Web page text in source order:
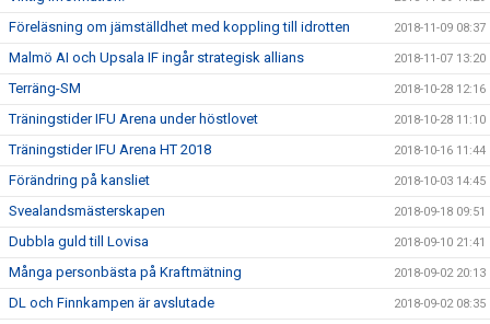
Föreläsning om jämställdhet med koppling till idrotten 2018-11-09 08:37
Malmö AI och Upsala IF ingår strategisk allians 2018-11-07 13:20
Terräng-SM 2018-10-28 12:16
Träningstider IFU Arena under höstlovet 2018-10-28 11:10
Träningstider IFU Arena HT 2018 2018-10-16 11:44
Förändring på kansliet 2018-10-03 14:45
Svealandsmästerskapen 2018-09-18 09:51
Dubbla guld till Lovisa 2018-09-10 21:41
Många personbästa på Kraftmätning 2018-09-02 20:13
DL och Finnkampen är avslutade 2018-09-02 08:35